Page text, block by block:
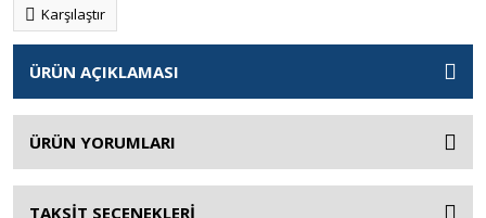
Karşılaştır
ÜRÜN AÇIKLAMASI
ÜRÜN YORUMLARI
TAKSİT SEÇENEKLERİ